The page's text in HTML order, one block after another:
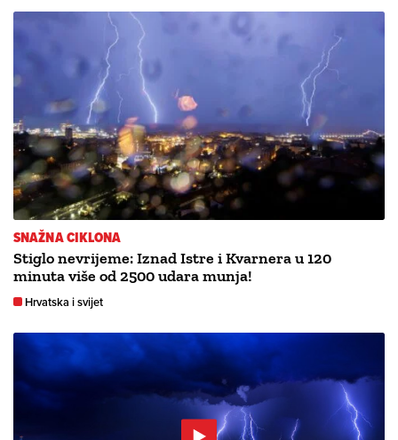
SNAŽNA CIKLONA
Stiglo nevrijeme: Iznad Istre i Kvarnera u 120
minuta više od 2500 udara munja!
Hrvatska i svijet